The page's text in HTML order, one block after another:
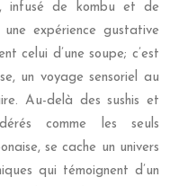
infusé de kombu et de
expérience gustative
celui d’une soupe; c’est
un voyage sensoriel au
Au-delà des sushis et
comme les seuls
se cache un univers
qui témoignent d’un